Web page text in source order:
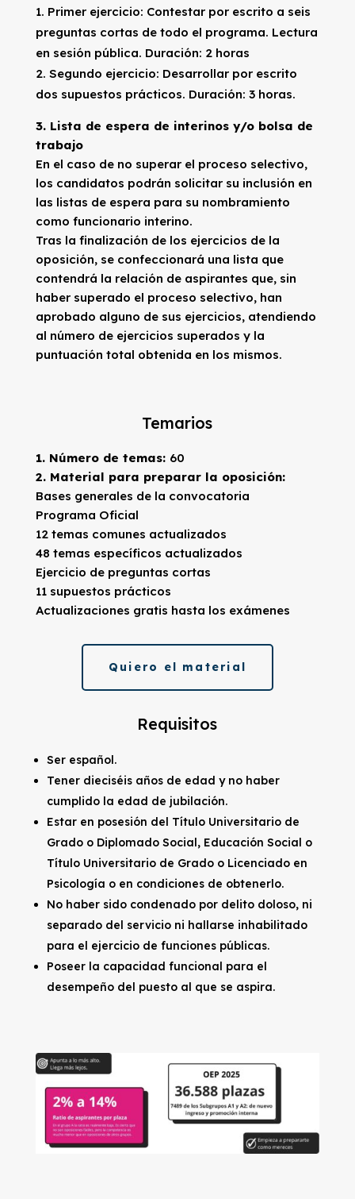
Primer ejercicio: Contestar por escrito a seis
preguntas cortas de todo el programa. Lectura
en sesión pública. Duración: 2 horas
Segundo ejercicio: Desarrollar por escrito
dos supuestos prácticos. Duración: 3 horas.
3. Lista de espera de interinos y/o bolsa de
trabajo
En el caso de no superar el proceso selectivo,
los candidatos podrán solicitar su inclusión en
las listas de espera para su nombramiento
como funcionario interino.
Tras la finalización de los ejercicios de la
oposición, se confeccionará una lista que
contendrá la relación de aspirantes que, sin
haber superado el proceso selectivo, han
aprobado alguno de sus ejercicios, atendiendo
al número de ejercicios superados y la
puntuación total obtenida en los mismos.
Temarios
1. Número de temas: 60
2. Material para preparar la oposición:
Bases generales de la convocatoria
Programa Oficial
12 temas comunes actualizados
48 temas específicos actualizados
Ejercicio de preguntas cortas
11 supuestos prácticos
Actualizaciones gratis hasta los exámenes
Quiero el material
Requisitos
Ser español.
Tener dieciséis años de edad y no haber
cumplido la edad de jubilación.
Estar en posesión del Título Universitario de
Grado o Diplomado Social, Educación Social o
Título Universitario de Grado o Licenciado en
Psicología o en condiciones de obtenerlo.
No haber sido condenado por delito doloso, ni
separado del servicio ni hallarse inhabilitado
para el ejercicio de funciones públicas.
Poseer la capacidad funcional para el
desempeño del puesto al que se aspira.